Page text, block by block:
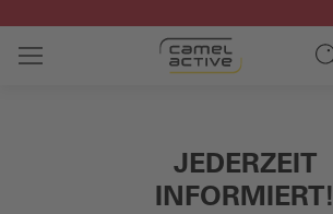
Ga naar de hoofdinhoud
JEDERZEIT
INFORMIERT!